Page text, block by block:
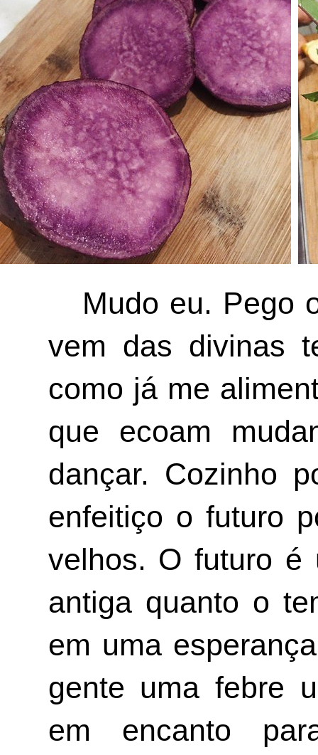
Mudo eu. Pego
vem das divinas
como já me
que ecoam
dançar. Cozinho
enfeitiço o futuro
velhos. O futuro é
antiga quanto o
em uma
gente uma febre
em encanto